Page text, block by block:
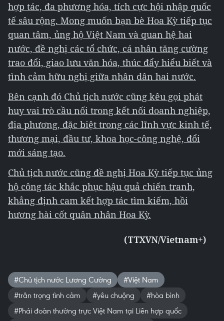
hợp tác, đa phương hóa, tích cực hội nhập quốc
tế sâu rộng. Mong muốn bạn bè Hoa Kỳ tiếp tục
quan tâm, ủng hộ Việt Nam và quan hệ hai
nước, đề nghị các tổ chức, cá nhân tăng cường
trao đổi, giao lưu văn hóa, thúc đẩy hiểu biết và
tình cảm hữu nghị giữa nhân dân hai nước.
Bên cạnh đó Chủ tịch nước cũng kêu gọi phát
huy vai trò cầu nối trong kết nối doanh nghiệp,
địa phương, đặc biệt trong các lĩnh vực kinh tế,
thương mại, đầu tư, khoa học-công nghệ, đổi
mới sáng tạo.
Chủ tịch nước cũng đề nghị Hoa Kỳ tiếp tục ủng
hộ công tác khắc phục hậu quả chiến tranh,
khẳng định cam kết hợp tác tìm kiếm, hồi
hương hài cốt quân nhân Hoa Kỳ.
(TTXVN/Vietnam+)
#Chủ tịch nước Lương Cường
#Việt Nam
#trân trọng tình cảm
#yêu chuộng
#hòa bình
#Phái đoàn thường trực Việt Nam tại Liên hợp quốc